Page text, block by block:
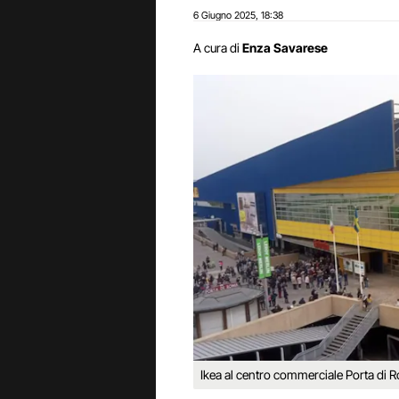
6 Giugno 2025 18:38
A cura di Enza Savarese
Ikea al centro commerciale Porta di